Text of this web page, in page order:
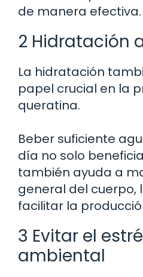
de manera efectiva.
2 Hidratación
La hidratación
papel crucial en la
queratina.
Beber suficiente
día no solo
también ayuda a
general del cuerpo,
facilitar la
3 Evitar el
ambiental